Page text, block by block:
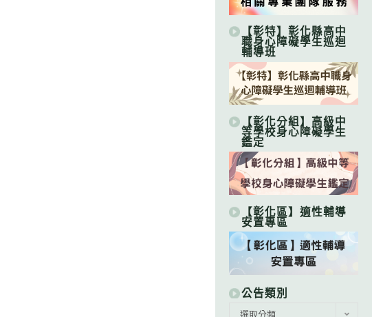
【彰特】彰化縣高中
職身心障礙學生巡迴
輔導班
【彰化分組】高級中
等學校身心障礙學生
鑑定
【彰化區】適性輔導
安置專區
公告類別
選取分類